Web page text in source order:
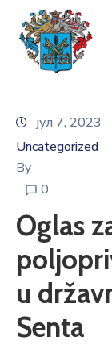
Упознајте
Локална
самоуправа
Општинска
Привреда
Туризам
Документи
јул 7, 2023
Uncategorized
By
0
Oglas
u
Senta